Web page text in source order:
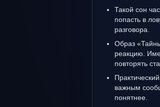
Такой сон
попасть в
разговора.
Образ
реакцию.
повторять
важным
понятнее.